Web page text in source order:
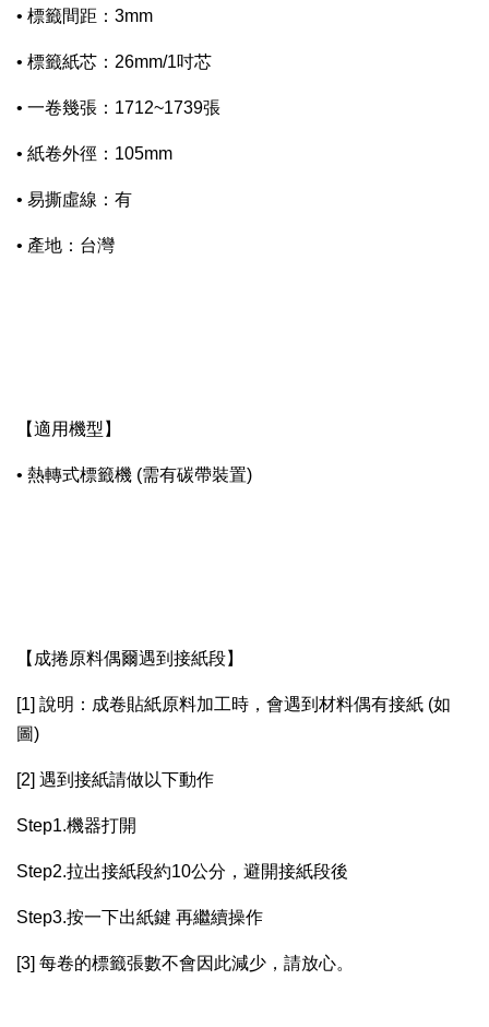
• 標籤間距：3mm
• 標籤紙芯：26mm/1吋芯
• 一卷幾張：1712~1739張
• 紙卷外徑：105mm
• 易撕虛線：有
• 產地：台灣
【適用機型】
• 熱轉式標籤機 (需有碳帶裝置)
【成捲原料偶爾遇到接紙段】
[1] 說明：成卷貼紙原料加工時，會遇到材料偶有接紙 (如
圖)
[2] 遇到接紙請做以下動作
Step1.機器打開
Step2.拉出接紙段約10公分，避開接紙段後
Step3.按一下出紙鍵 再繼續操作
[3] 每卷的標籤張數不會因此減少，請放心。